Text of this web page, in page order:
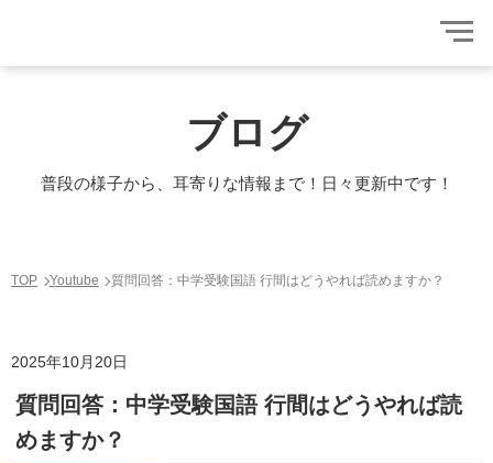
ブログ
普段の様子から、耳寄りな情報まで！日々更新中です！
TOP Youtube 質問回答：中学受験国語 行間はどうやれば読めますか？
2025年10月20日
質問回答：中学受験国語 行間はどうやれば読
めますか？